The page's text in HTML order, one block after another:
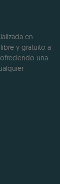
en
y gratuito a
una